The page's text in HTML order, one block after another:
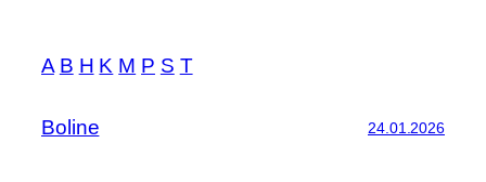
A B H K M P S T
Boline 24.01.2026